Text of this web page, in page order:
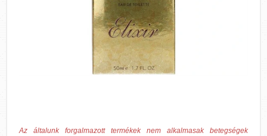
Az általunk forgalmazott termékek nem alkalmasak betegségek